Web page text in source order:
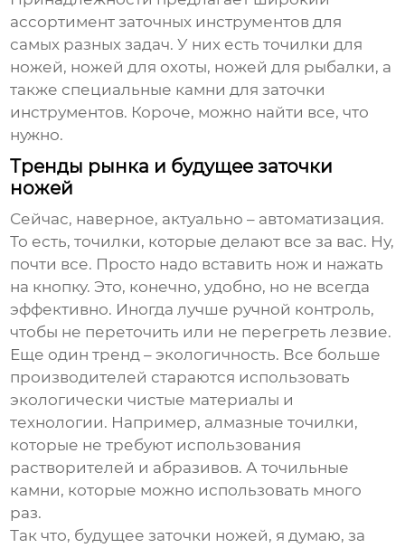
ассортимент заточных инструментов для
самых разных задач. У них есть точилки для
ножей, ножей для охоты, ножей для рыбалки, а
также специальные камни для заточки
инструментов. Короче, можно найти все, что
нужно.
Тренды рынка и будущее заточки
ножей
Сейчас, наверное, актуально – автоматизация.
То есть, точилки, которые делают все за вас. Ну,
почти все. Просто надо вставить нож и нажать
на кнопку. Это, конечно, удобно, но не всегда
эффективно. Иногда лучше ручной контроль,
чтобы не переточить или не перегреть лезвие.
Еще один тренд – экологичность. Все больше
производителей стараются использовать
экологически чистые материалы и
технологии. Например, алмазные точилки,
которые не требуют использования
растворителей и абразивов. А точильные
камни, которые можно использовать много
раз.
Так что, будущее заточки ножей, я думаю, за